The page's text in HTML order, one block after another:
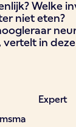
Welke
niet eten?
vertelt in
Expert